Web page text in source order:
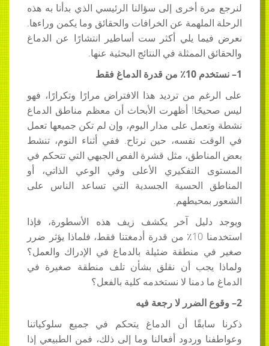
لنرجع مرة أخرى إلى سؤالنا الرئيسي الذي بدأنا به هذه
الرحلة الملهمة عن الخرافات والحقائق وما يكمن وراءها.
نعرض فيما يلي أكثر ست أساطير انتشارًا عن الدماغ
والحقائق الممثلة في النتائج البحثية عنها.
1– نستخدم 10٪ من قدرة الدماغ فقط
على الرغم من ترديد هذا الافتراض مرارًا وتكرارًا، فهو
ليس صحيحًا! أظهرت الأبحاث أن معظم مناطق الدماغ
نشطة وتعمل على مدار اليوم، وإن لم تكن جميعها تعمل
في الوقت نفسه، حين نرتاح. ففي أثناء النوم، تنشط
بعض المناطق، مثل قشرة الفص الجبهي التي تتحكم في
المستوى التفكيري الأعلى وفي الوعي الذاتي، أو
المناطق الحسية الجسدية التي تساعد الناس على
الشعور بمحيطهم.
ويوجد دليل آخر يكشف زيف هذه الأسطورة، فإذا
استخدمنا 10٪ من قدرة أدمغتنا فقط، فلماذا يؤثر ضرر
صغير في منطقة ضئيلة بالدماغ في الإدراك والعمل؟
ولماذا يجب أن نقلق بشأن تلف منطقة صغيرة في
الدماغ ما دمنا لا نستخدمه كلية بالفعل؟
2– وقوع الضرر لا رجعة فيه
ذكرنا سابقًا أن الدماغ يتحكم في جميع سلوكياتنا
وعواطفنا وردود أفعالنا وما إلى ذلك، فمن الطبيعي إذا